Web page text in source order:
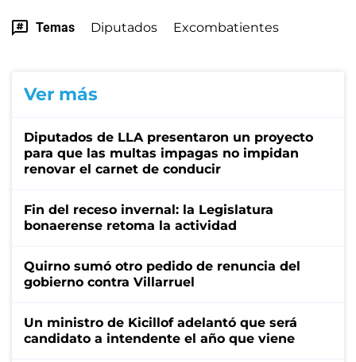
Temas Diputados Excombatientes
Ver más
Diputados de LLA presentaron un proyecto
para que las multas impagas no impidan
renovar el carnet de conducir
Fin del receso invernal: la Legislatura
bonaerense retoma la actividad
Quirno sumó otro pedido de renuncia del
gobierno contra Villarruel
Un ministro de Kicillof adelantó que será
candidato a intendente el año que viene